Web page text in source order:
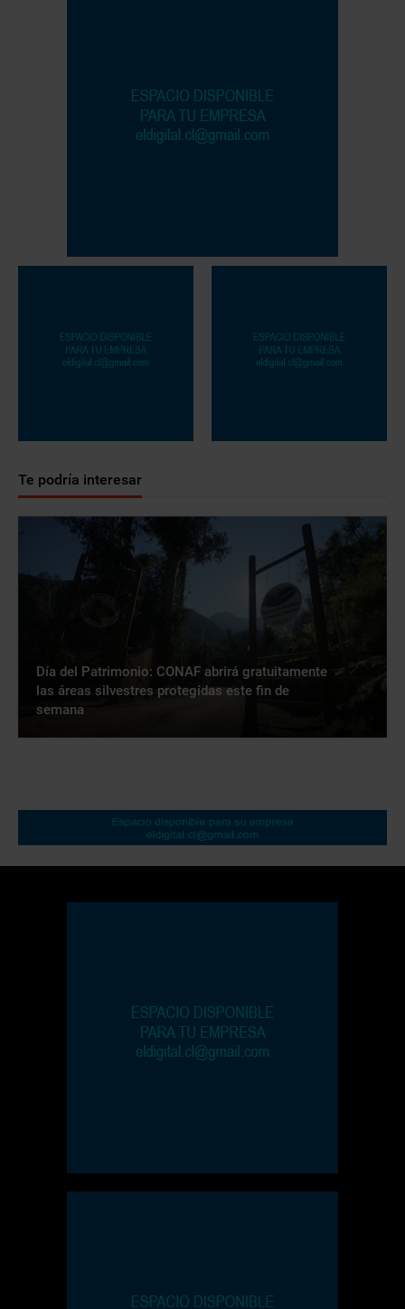
Te podría interesar
Día del Patrimonio: CONAF abrirá gratuitamente
las áreas silvestres protegidas este fin de
semana